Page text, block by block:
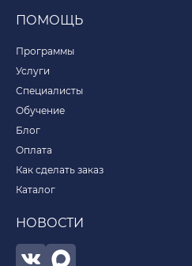
ПОМОЩЬ
Программы
Услуги
Специалисты
Обучение
Блог
Оплата
Как сделать заказ
Каталог
НОВОСТИ